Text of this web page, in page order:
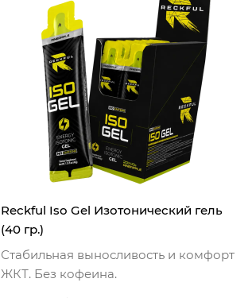
Reckful Iso Gel Изотонический гель
(40 гр.)
Стабильная выносливость и комфорт
ЖКТ. Без кофеина.